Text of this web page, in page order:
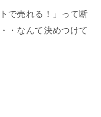
で売れる！」って断
・なんて決めつけて